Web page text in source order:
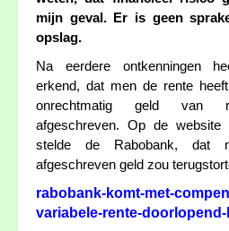
mijn geval. Er is geen
opslag.
Na eerdere ontkenningen
erkend, dat men de rente
onrechtmatig geld van
afgeschreven. Op de website
stelde de Rabobank, dat
afgeschreven geld zou
rabobank-komt-met-
variabele-rente-